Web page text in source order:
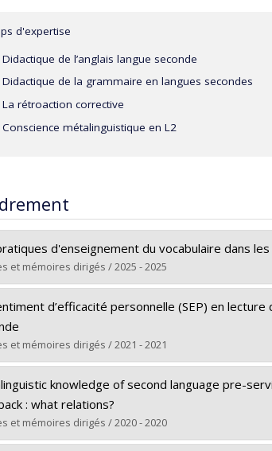
d'expertise
Didactique de l’anglais langue seconde
Didactique de la grammaire en langues secondes
La rétroaction corrective
Conscience métalinguistique en L2
d'enseignement du vocabulaire dans
et mémoires dirigés / 2025 - 2025
: Alahmadi, Hana
:Doctorat
obtenu :Ph. D.
le document dans Papyrus
d’efficacité personnelle (SEP) en
et mémoires dirigés / 2021 - 2021
:Bazinet, Nadia
:Doctorat
obtenu :Ph. D.
le document dans Papyrus
knowledge of second language pre-
: what relations?
et mémoires dirigés / 2020 - 2020